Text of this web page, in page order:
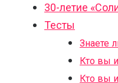
30-летие
Тесты
Знаете
Кто вы
Кто вы